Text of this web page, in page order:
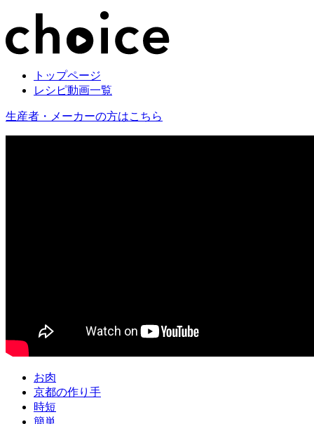
トップページ
レシピ動画一覧
生産者・メーカーの方はこちら
お肉
京都の作り手
時短
簡単